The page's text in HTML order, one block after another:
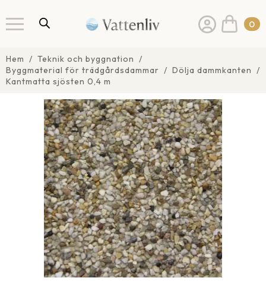
0
Hem
Teknik och byggnation
Byggmaterial för trädgårdsdammar
Dölja dammkanten
Kantmatta sjösten 0,4 m